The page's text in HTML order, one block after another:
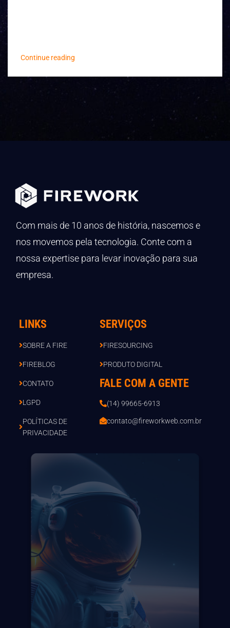
Continue reading
Com mais de 10 anos de história, nascemos e
nos movemos pela tecnologia. Conte com a
nossa expertise para levar inovação para sua
empresa.
LINKS
SOBRE A FIRE
FIREBLOG
CONTATO
LGPD
POLÍTICAS DE
PRIVACIDADE
SERVIÇOS
FIRESOURCING
PRODUTO DIGITAL
FALE COM A GENTE
(14) 99665-6913
contato@fireworkweb.com.br